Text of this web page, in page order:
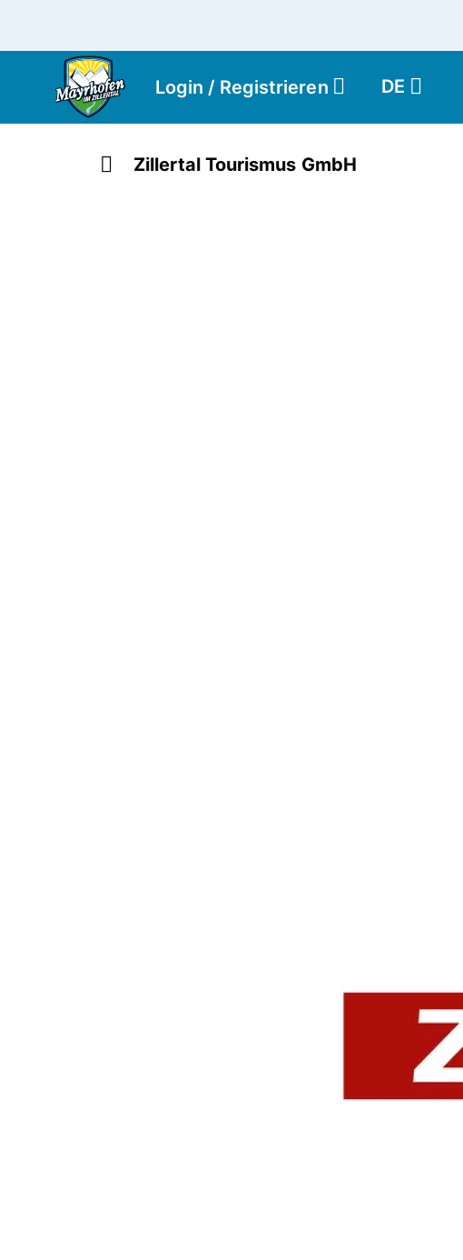
Login / Registrieren DE
Zillertal Tourismus GmbH